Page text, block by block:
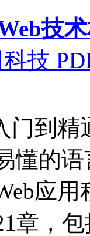
技
科技
入门到
懂的
应
章，包